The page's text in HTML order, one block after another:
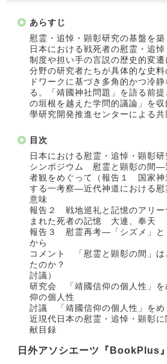
あらすじ
慰霊・追悼・顕彰研究の基盤を
日本における戦死者の慰霊・追
制度や担い手の言説の歴史的変
分野の研究者たちが具体的な史
ドワークに基づき多角的かつ冷
る。「靖國神社問題」を語る前
の垣根を越えた学問的議論」を
學研究開発推進センターによる共
目次
日本における慰霊・追悼・顕彰
シンポジウム 慰霊と顕彰の間―
者観をめぐって（報告１ 国家神
する一考察―近代神道における慰
意味
報告２ 戦地巡礼と記憶のアリ
まれた死者の記憶 大連、奉天
報告３ 慰霊再考―「シズメ」と
から
コメント 「慰霊と顕彰の間」は
たのか？
討議）
研究会 「靖國信仰の個人性」を
仰の個人性
討議 「靖國信仰の個人性」をめ
近現代日本の慰霊・追悼・顕彰
献目録
日外アソシエーツ『BookPlus